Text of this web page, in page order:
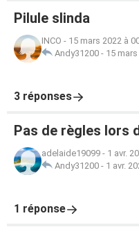
Pilule slinda
INCO - 15 mars 2022 à
Andy31200 - 15
3 réponses
Pas de règles lors
adelaide19099 - 1 avr.
Andy31200 - 1 avr.
1 réponse